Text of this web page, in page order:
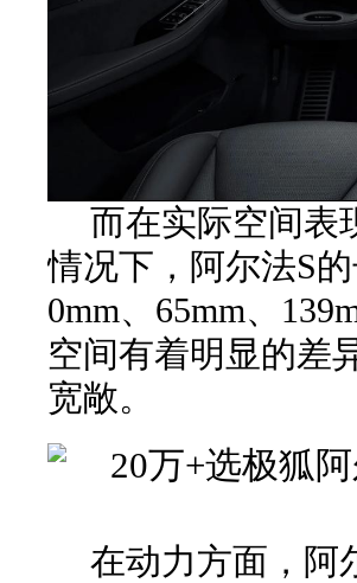
而在实际空间表
情况下，阿尔法S
0mm、65mm、
空间有着明显的差
宽敞。
在动力方面，阿